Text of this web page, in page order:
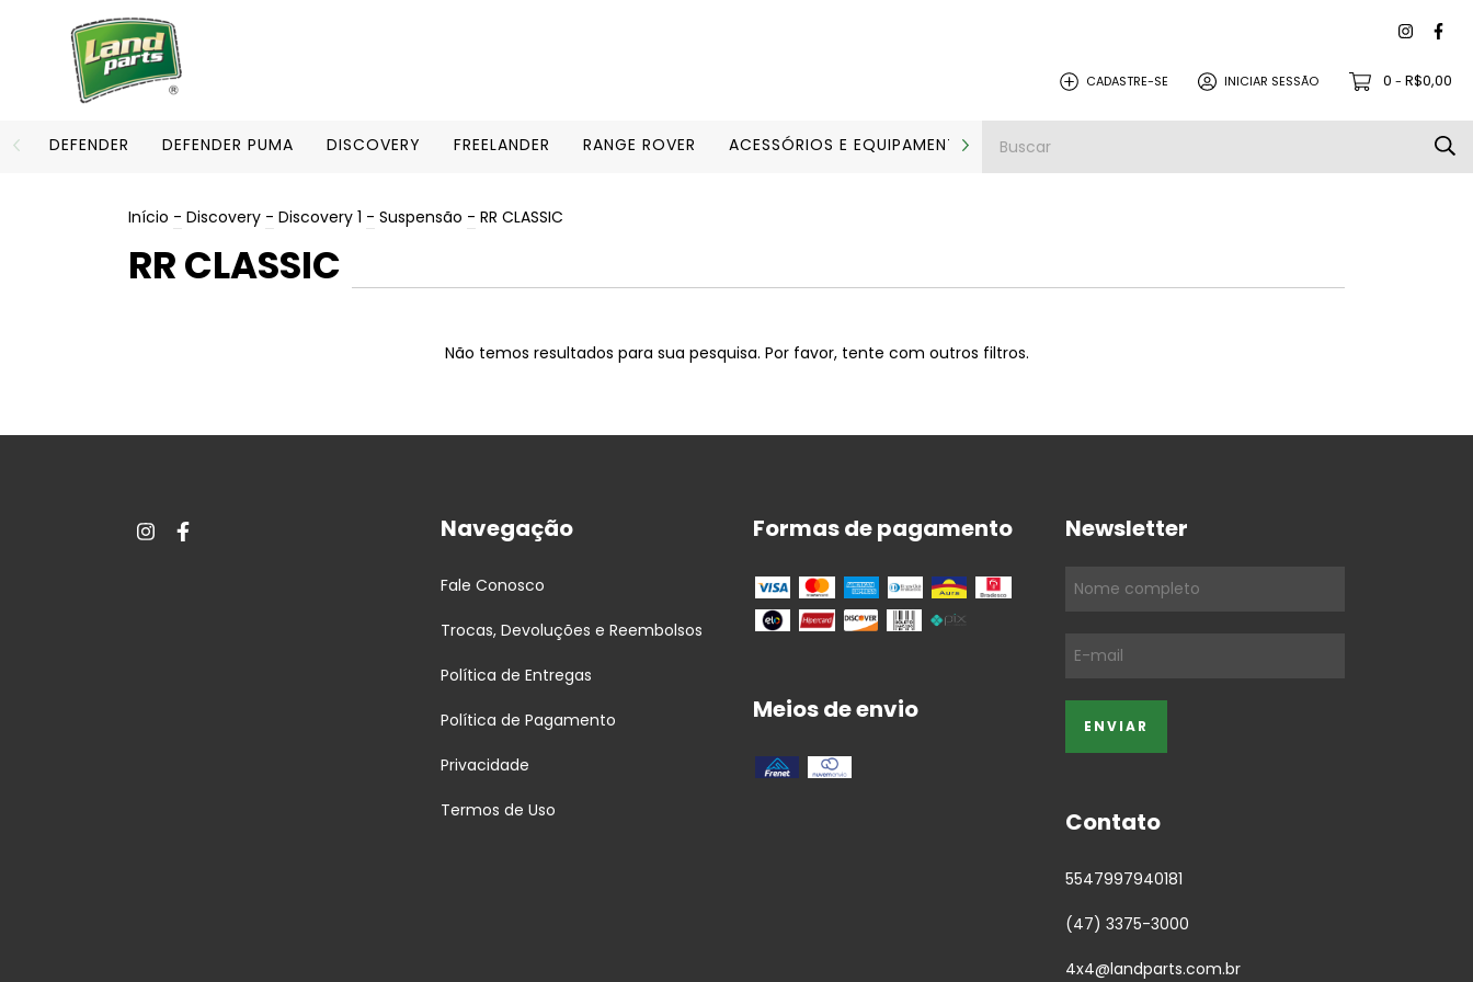
CADASTRE-SE INICIAR SESSÃO 0 - R$0,00
DEFENDER DEFENDER PUMA DISCOVERY FREELANDER RANGE ROVER ACESSÓRIOS E EQUIPAMENTOS PEÇAS PARA REVISÃO
Início - Discovery - Discovery 1 - Suspensão - RR CLASSIC
RR CLASSIC
Não temos resultados para sua pesquisa. Por favor, tente com outros filtros.
Navegação
Fale Conosco
Trocas, Devoluções e Reembolsos
Política de Entregas
Política de Pagamento
Privacidade
Termos de Uso
Formas de pagamento
Meios de envio
Newsletter
Contato
5547997940181
(47) 3375-3000
4x4@landparts.com.br